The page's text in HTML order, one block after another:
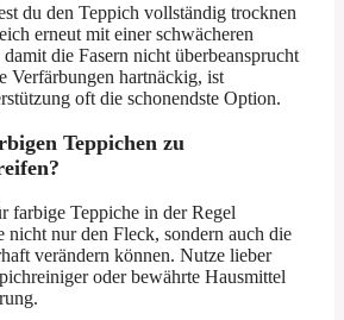
du den Teppich vollständig trocknen
erneut mit einer schwächeren
die Fasern nicht überbeansprucht
Verfärbungen hartnäckig, ist
oft die schonendste Option.
Teppichen zu
farbige Teppiche in der Regel
nicht nur den Fleck, sondern auch die
verändern können. Nutze lieber
oder bewährte Hausmittel